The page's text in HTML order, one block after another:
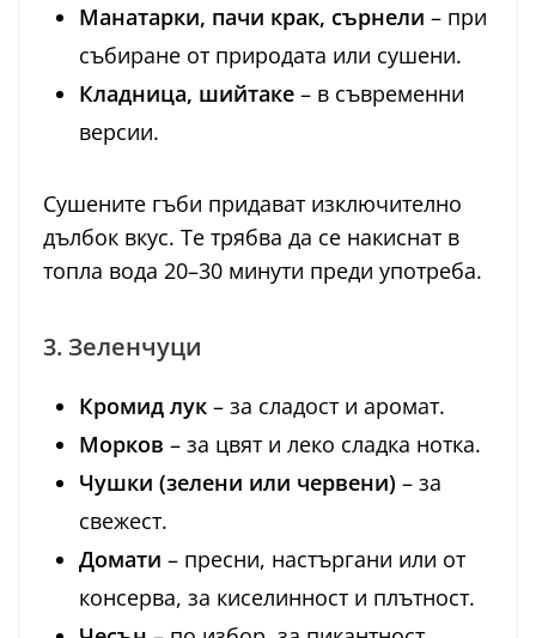
Манатарки, пачи крак, сърнели – при
събиране от природата или сушени.
Кладница, шийтаке – в съвременни
версии.
Сушените гъби придават изключително
дълбок вкус. Те трябва да се накиснат в
топла вода 20–30 минути преди употреба.
3. Зеленчуци
Кромид лук – за сладост и аромат.
Морков – за цвят и леко сладка нотка.
Чушки (зелени или червени) – за
свежест.
Домати – пресни, настъргани или от
консерва, за киселинност и плътност.